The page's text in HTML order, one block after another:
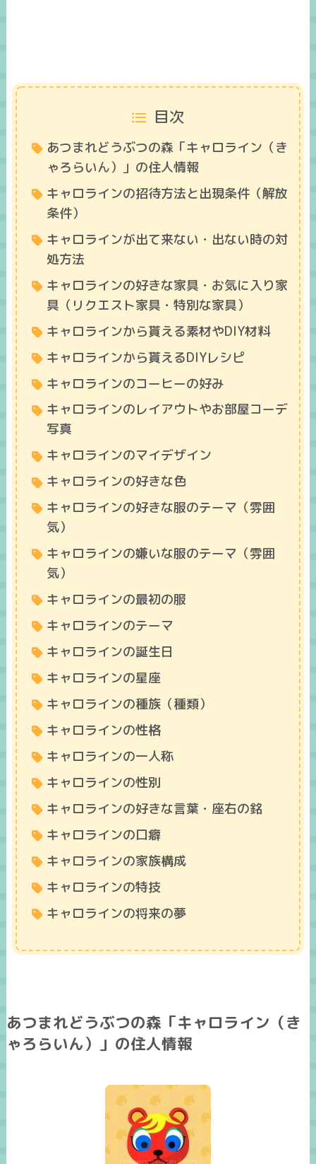
目次
あつまれどうぶつの森「キャロライン（き
ゃろらいん）」の住人情報
キャロラインの招待方法と出現条件（解放
条件）
キャロラインが出て来ない・出ない時の対
処方法
キャロラインの好きな家具・お気に入り家
具（リクエスト家具・特別な家具）
キャロラインから貰える素材やDIY材料
キャロラインから貰えるDIYレシピ
キャロラインのコーヒーの好み
キャロラインのレイアウトやお部屋コーデ
写真
キャロラインのマイデザイン
キャロラインの好きな色
キャロラインの好きな服のテーマ（雰囲
気）
キャロラインの嫌いな服のテーマ（雰囲
気）
キャロラインの最初の服
キャロラインのテーマ
キャロラインの誕生日
キャロラインの星座
キャロラインの種族（種類）
キャロラインの性格
キャロラインの一人称
キャロラインの性別
キャロラインの好きな言葉・座右の銘
キャロラインの口癖
キャロラインの家族構成
キャロラインの特技
キャロラインの将来の夢
あつまれどうぶつの森「キャロライン（き
ゃろらいん）」の住人情報